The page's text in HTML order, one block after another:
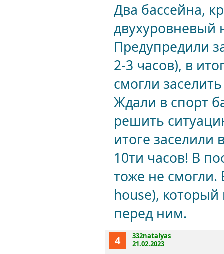
Два бассейна,
двухуровневый
Предупредили
2-3 часов), в
смогли
Ждали в спорт
решить
итоге заселили
10ти часов! В
тоже не смогли.
house),
перед ним.
4
332natalyas
21.02.2023